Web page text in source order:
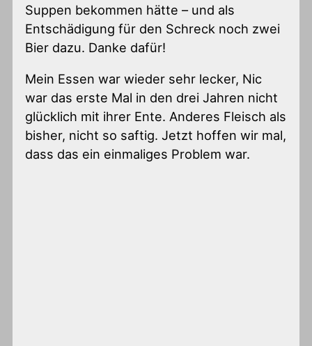
Suppen bekommen hätte – und als
Entschädigung für den Schreck noch zwei
Bier dazu. Danke dafür!
Mein Essen war wieder sehr lecker, Nic
war das erste Mal in den drei Jahren nicht
glücklich mit ihrer Ente. Anderes Fleisch als
bisher, nicht so saftig. Jetzt hoffen wir mal,
dass das ein einmaliges Problem war.